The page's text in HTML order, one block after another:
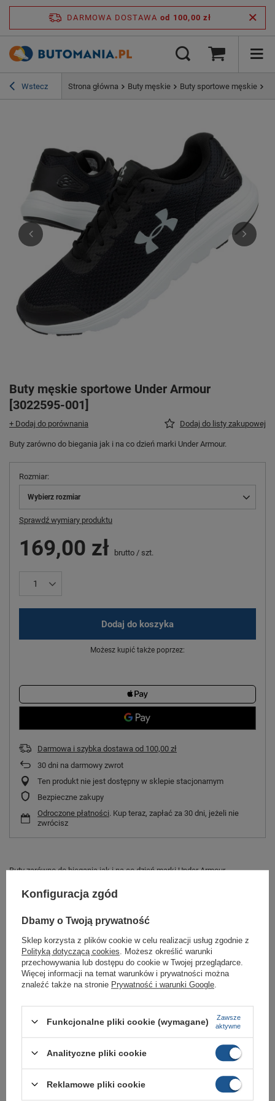
DARMOWA DOSTAWA od 100,00 zł
Wstecz Strona główna Buty męskie Buty sportowe męskie
Buty męskie sportowe Under Armour
[3022595-001]
+ Dodaj do porównania Dodaj do listy zakupowej
Buty zarówno do biegania jak i na co dzień marki Under Armour.
Rozmiar
Wybierz rozmiar
Sprawdź wymiary produktu
169,00 zł brutto / szt.
Dodaj do koszyka
Możesz kupić także poprzez:
Darmowa i szybka dostawa od 100,00 zł
30 dni na darmowy zwrot
Ten produkt nie jest dostępny w sklepie stacjonarnym
Bezpieczne zakupy
Odroczone płatności. Kup teraz, zapłać za 30 dni, jeżeli nie
zwrócisz
Buty zarówno do biegania jak i na co dzień marki Under Armour.
Oddychająca cholewka to materiał.
Amortyzująca podeszwa to wysokogatunkowe tworzywo.
Model wyposażono w technologię 8 mm Offset, EVA.
Anatomicznie wyprofilowane, sprawdzają się na krótszych i dłuższych
dystansach.
Gwarancja
Materiał zewnętrzny
Konfiguracja zgód
Dbamy o Twoją prywatność
Sklep korzysta z plików cookie w celu realizacji usług zgodnie z
Polityką dotyczącą cookies . Możesz określić warunki
przechowywania lub dostępu do cookie w Twojej przeglądarce.
Więcej informacji na temat warunków i prywatności można
znaleźć także na stronie Prywatność i warunki Google
Funkcjonalne pliki cookie (wymagane)
Zawsze
aktywne
Analityczne pliki cookie
Reklamowe pliki cookie